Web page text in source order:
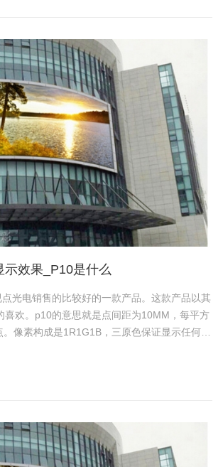
示效果_P10是什么
光电销售的比较好的一款产品。这款产品以其
喜欢。p10的意思就是点间距为10MM，每平方
像素构成是1R1G1B，三原色保证显示任何色
1……